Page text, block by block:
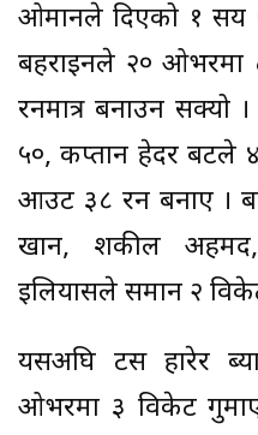
ओमानले दिएको १ सय
बहराइनले २० ओभरमा
रनमात्र बनाउन सक्यो
५०, कप्तान हेदर बटले
आउट ३८ रन बनाए ।
खान, शकील
इलियासले समान २
यसअघि टस हारेर
ओभरमा ३ विकेट